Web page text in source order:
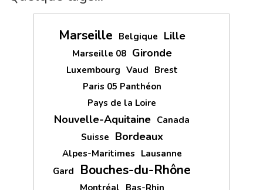
Marseille Belgique Lille
Marseille 08 Gironde
Luxembourg Vaud Brest
Paris 05 Panthéon
Pays de la Loire
Nouvelle-Aquitaine Canada
Suisse Bordeaux
Alpes-Maritimes Lausanne
Gard
Bouches-du-Rhône